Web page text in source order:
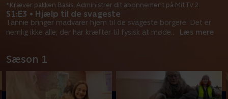
S1:E3 • Hjælp til de svageste
Tannie bringer madvarer hjem til de svageste borgere. Det er
nemlig ikke alle, der har kræfter til fysisk at møde... Læs mere
*Kræver pakken Basis. Administrer dit abonnement på Mit TV 2.
Sæson 1